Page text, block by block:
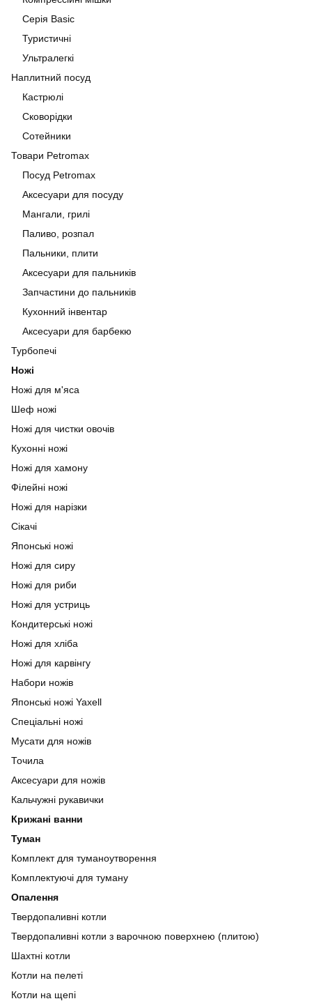
Серія Basic
Туристичні
Ультралегкі
Наплитний посуд
Кастрюлі
Сковорідки
Сотейники
Товари Petromax
Посуд Petromax
Аксесуари для посуду
Мангали, грилі
Паливо, розпал
Пальники, плити
Аксесуари для пальників
Запчастини до пальників
Кухонний інвентар
Аксесуари для барбекю
Турбопечі
Ножі
Ножі для м'яса
Шеф ножі
Ножі для чистки овочів
Кухонні ножі
Ножі для хамону
Філейні ножі
Ножі для нарізки
Сікачі
Японські ножі
Ножі для сиру
Ножі для риби
Ножі для устриць
Кондитерські ножі
Ножі для хліба
Ножі для карвінгу
Набори ножів
Японські ножі Yaxell
Спеціальні ножі
Мусати для ножів
Точила
Аксесуари для ножів
Кальчужні рукавички
Крижані ванни
Туман
Комплект для туманоутворення
Комплектуючі для туману
Опалення
Твердопаливні котли
Твердопаливні котли з варочною поверхнею (плитою)
Шахтні котли
Котли на пелеті
Котли на щепі